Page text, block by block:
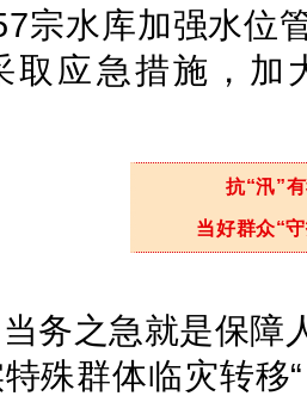
宗水库加强水位
取应急措施，加
抗“汛”
当好群众“
务之急就是保障
殊群体临灾转移